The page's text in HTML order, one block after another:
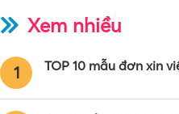
Xem nhiều
1 TOP 10 mẫu đơn xin